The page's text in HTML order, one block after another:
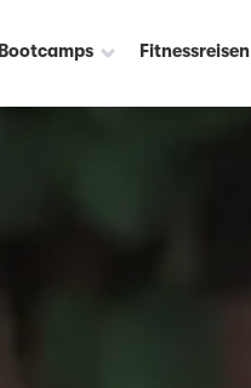
Bootcamps Fitnessreisen